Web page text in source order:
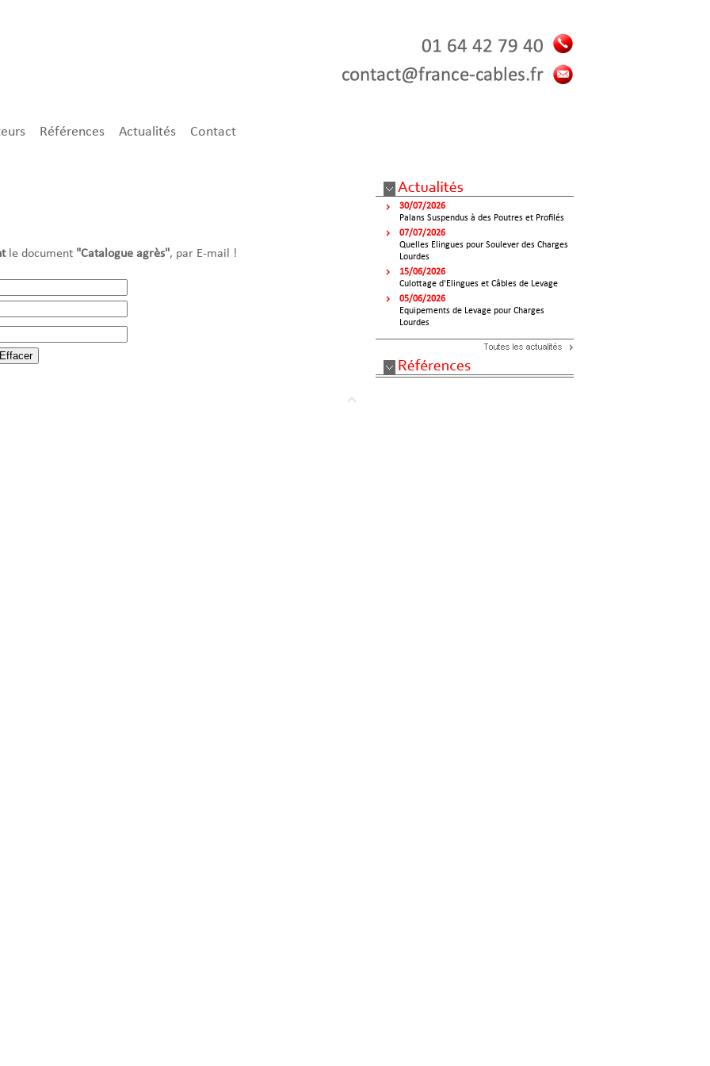
Références Actualités Contact
le document "Catalogue agrès", par E-mail !
30/07/2026
Palans Suspendus à des Poutres et Profilés
07/07/2026
Quelles Elingues pour Soulever des Charges
Lourdes
15/06/2026
Culottage d'Elingues et Câbles de Levage
05/06/2026
Equipements de Levage pour Charges
Lourdes